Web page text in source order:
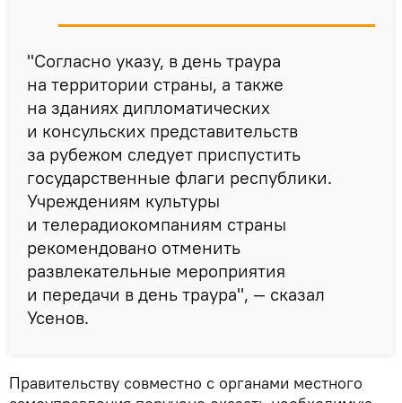
"Согласно указу, в день траура
на территории страны, а также
на зданиях дипломатических
и консульских представительств
за рубежом следует приспустить
государственные флаги республики.
Учреждениям культуры
и телерадиокомпаниям страны
рекомендовано отменить
развлекательные мероприятия
и передачи в день траура", — сказал
Усенов.
Правительству совместно с органами местного